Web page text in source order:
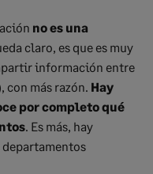
no es una
claro, es que es muy
información entre
más razón. Hay
por completo qué
. Es más, hay
departamentos